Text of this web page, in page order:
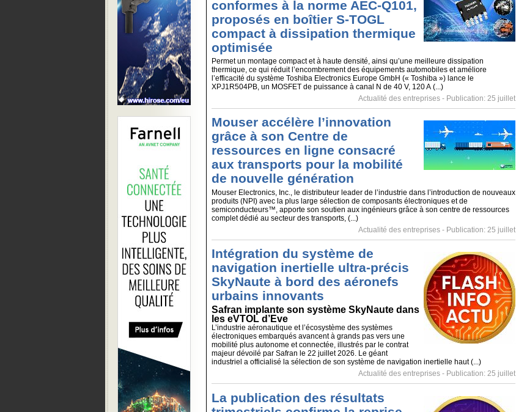
conformes à la norme AEC-Q101,
proposés en boîtier S-TOGL
compact à dissipation thermique
optimisée
Permet un montage compact et à haute densité, ainsi qu’une meilleure dissipation
thermique, ce qui réduit l’encombrement des équipements automobiles et améliore
l’efficacité du système Toshiba Electronics Europe GmbH (« Toshiba ») lance le
XPJ1R504PB, un MOSFET de puissance à canal N de 40 V, 120 A (...)
Actualité des entreprises - Publication: 25 juillet
Mouser accélère l’innovation
grâce à son Centre de
ressources en ligne consacré
aux transports pour la mobilité
de nouvelle génération
Mouser Electronics, Inc., le distributeur leader de l’industrie dans l’introduction de nouveaux
produits (NPI) avec la plus large sélection de composants électroniques et de
semiconducteurs™, apporte son soutien aux ingénieurs grâce à son centre de ressources
complet dédié au secteur des transports, (...)
Actualité des entreprises - Publication: 25 juillet
Intégration du système de
navigation inertielle ultra-précis
SkyNaute à bord des aéronefs
urbains innovants
Safran implante son système SkyNaute dans
les eVTOL d’Eve
L’industrie aéronautique et l’écosystème des systèmes
électroniques embarqués avancent à grands pas vers une
mobilité plus autonome et connectée, illustrés par le contrat
majeur dévoilé par Safran le 22 juillet 2026. Le géant
industriel a officialisé la sélection de son système de navigation inertielle haut (...)
Actualité des entreprises - Publication: 25 juillet
La publication des résultats